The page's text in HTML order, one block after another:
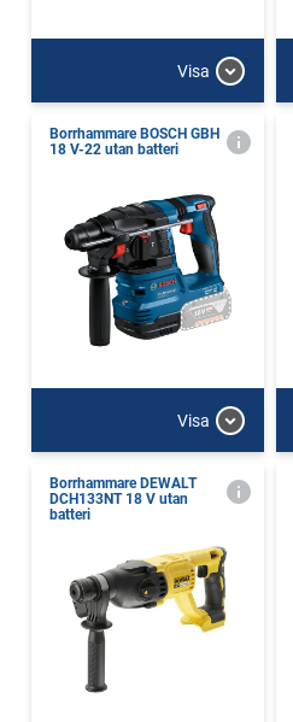
Visa
Borrhammare BOSCH GBH
18 V-22 utan batteri
Visa
Borrhammare DEWALT
DCH133NT 18 V utan
batteri